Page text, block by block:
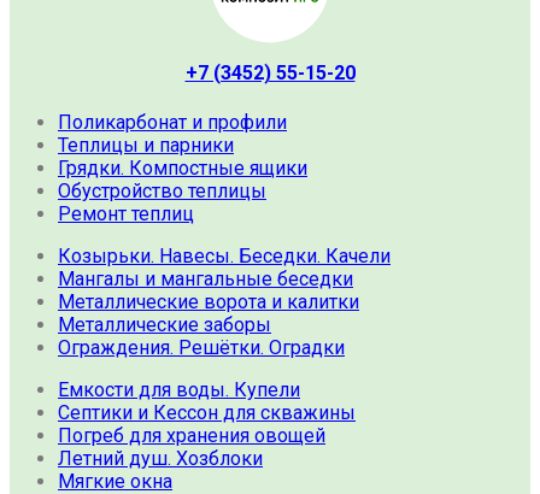
+7 (3452) 55-15-20
Поликарбонат и профили
Теплицы и парники
Грядки. Компостные ящики
Обустройство теплицы
Ремонт теплиц
Козырьки. Навесы. Беседки. Качели
Мангалы и мангальные беседки
Металлические ворота и калитки
Металлические заборы
Ограждения. Решётки. Оградки
Емкости для воды. Купели
Септики и Кессон для скважины
Погреб для хранения овощей
Летний душ. Хозблоки
Мягкие окна